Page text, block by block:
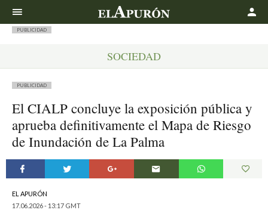
PUBLICIDAD
SOCIEDAD
PUBLICIDAD
El CIALP concluye la exposición pública y
aprueba definitivamente el Mapa de Riesgo
de Inundación de La Palma
EL APURÓN
17.06.2026 - 13:17 GMT